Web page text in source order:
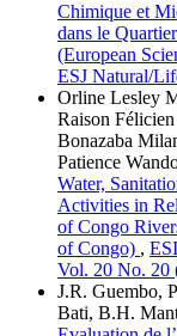
Chimique et
dans le
(European
ESJ Natural/
Orline Lesley
Raison
Bonazaba
Patience
Water,
Activities in
of Congo
of Congo) ,
Vol. 20 No. 20
J.R. Guembo,
Bati, B.H.